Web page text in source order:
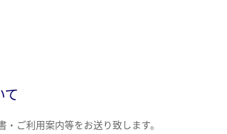
て
ご利用案内等をお送り致します。